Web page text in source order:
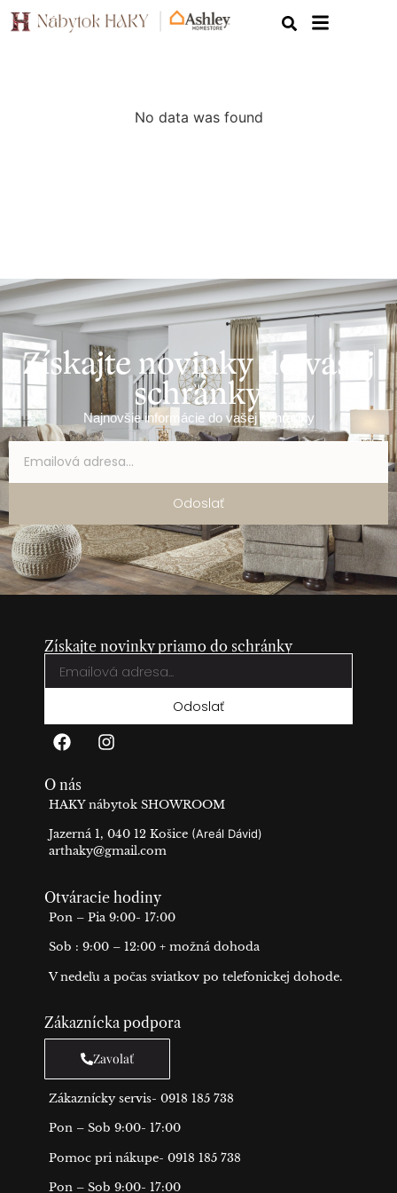
No data was found
Získajte novinky do vašej
schránky
Najnovšie informácie do vašej schránky
Odoslať
Získajte novinky priamo do schránky
Odoslať
O nás
HAKY nábytok SHOWROOM
Jazerná 1, 040 12 Košice (Areál Dávid)
arthaky@gmail.com
Otváracie hodiny
Pon – Pia 9:00- 17:00
Sob : 9:00 – 12:00 + možná dohoda
V nedeľu a počas sviatkov po telefonickej dohode.
Zákaznícka podpora
Zavolať
Zákaznícky servis- 0918 185 738
Pon – Sob 9:00- 17:00
Pomoc pri nákupe- 0918 185 738
Pon – Sob 9:00- 17:00